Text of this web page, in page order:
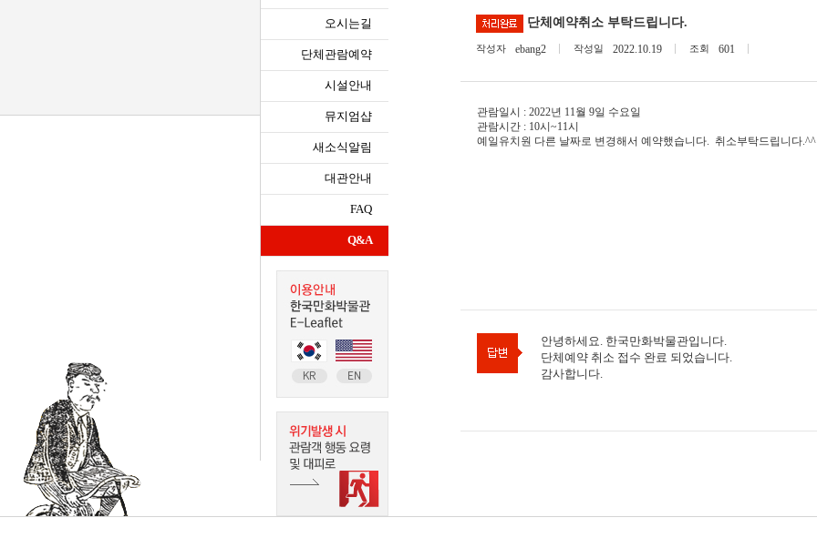
오시는길
단체관람예약
시설안내
뮤지엄샵
새소식알림
대관안내
FAQ
Q&A
단체예약취소 부탁드립니다.
작성자 ebang2 작성일 2022.10.19 조회 601
관람일시 : 2022년 11월 9일 수요일
관람시간 : 10시~11시
예일유치원 다른 날짜로 변경해서 예약했습니다. 취소부탁드립니다.^^
안녕하세요. 한국만화박물관입니다.
단체예약 취소 접수 완료 되었습니다.
감사합니다.